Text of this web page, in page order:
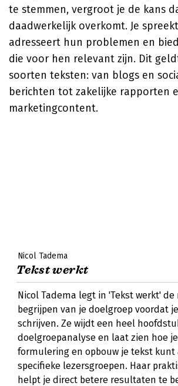
te stemmen, vergroot je de kans
daadwerkelijk overkomt. Je
adresseert hun problemen en
die voor hen relevant zijn. Dit
soorten teksten: van blogs en
berichten tot zakelijke rapporten
marketingcontent.
Nicol Tadema
Tekst werkt
Nicol Tadema legt in 'Tekst werkt'
begrijpen van je doelgroep voordat
schrijven. Ze wijdt een heel
doelgroepanalyse en laat zien hoe
formulering en opbouw je tekst
specifieke lezersgroepen. Haar
helpt je direct betere resultaten te